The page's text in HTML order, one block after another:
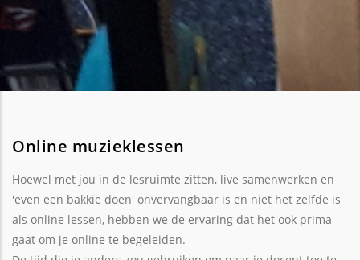
Online muzieklessen
Hoewel met jou in de lesruimte zitten, live samenwerken en
'even een bakkie doen' onvervangbaar is en niet het zelfde is
als online lessen, hebben we de ervaring dat het ook prima
gaat om je online te begeleiden.